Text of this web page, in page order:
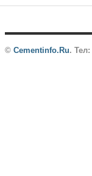
© Cementinfo.Ru. Тел: